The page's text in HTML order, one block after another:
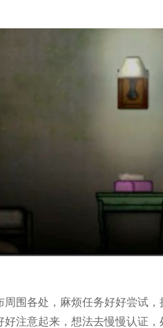
周围各处，麻烦任务好好尝试，
好注意起来，想法去慢慢认证，